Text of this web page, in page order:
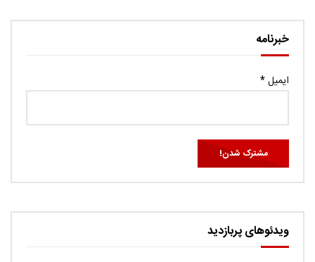
خبرنامه
ایمیل*
ویدئوهای پربازدید